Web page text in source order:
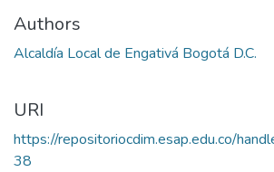
Authors
Alcaldía Local de Engativá Bogotá D.C.
URI
https://repositoriocdim.esap.edu.co/
38